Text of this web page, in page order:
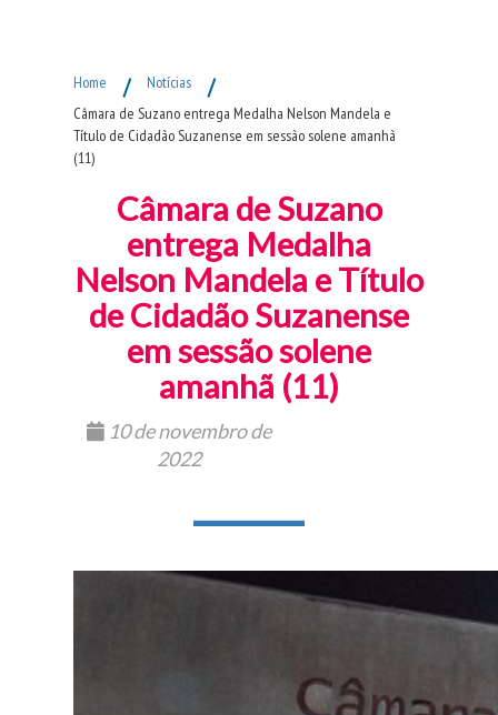
Home / Notícias /
Câmara de Suzano entrega Medalha Nelson Mandela e
Título de Cidadão Suzanense em sessão solene amanhã
(11)
Câmara de Suzano
entrega Medalha
Nelson Mandela e Título
de Cidadão Suzanense
em sessão solene
amanhã (11)
10 de novembro de
2022